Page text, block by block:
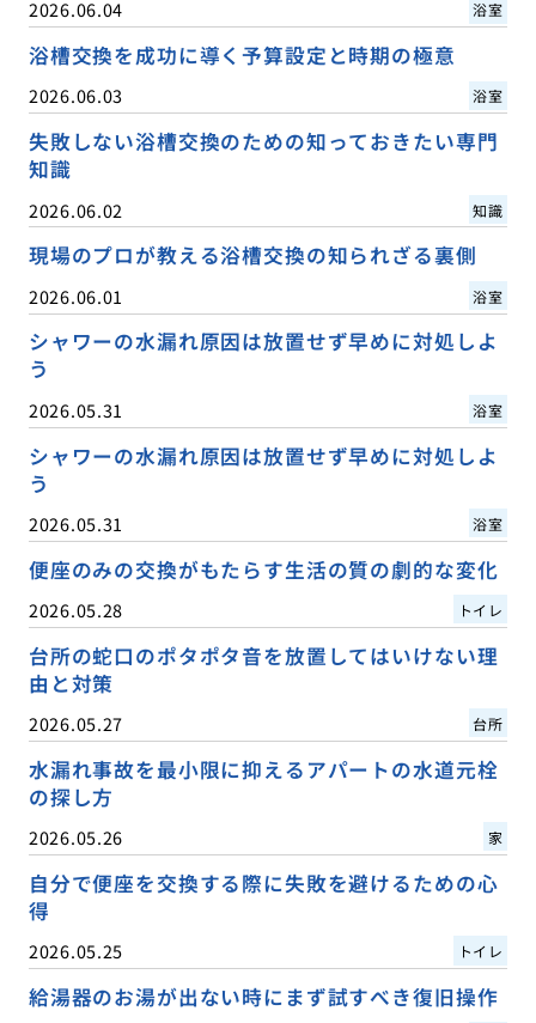
2026.06.04 浴室
浴槽交換を成功に導く予算設定と時期の極意
2026.06.03 浴室
失敗しない浴槽交換のための知っておきたい専門
知識
2026.06.02 知識
現場のプロが教える浴槽交換の知られざる裏側
2026.06.01 浴室
シャワーの水漏れ原因は放置せず早めに対処しよ
う
2026.05.31 浴室
シャワーの水漏れ原因は放置せず早めに対処しよ
う
2026.05.31 浴室
便座のみの交換がもたらす生活の質の劇的な変化
2026.05.28 トイレ
台所の蛇口のポタポタ音を放置してはいけない理
由と対策
2026.05.27 台所
水漏れ事故を最小限に抑えるアパートの水道元栓
の探し方
2026.05.26 家
自分で便座を交換する際に失敗を避けるための心
得
2026.05.25 トイレ
給湯器のお湯が出ない時にまず試すべき復旧操作